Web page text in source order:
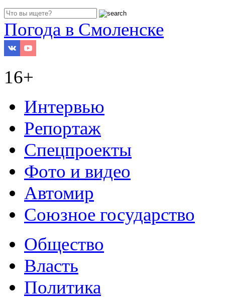
Погода в Смоленске
16+
Интервью
Репортаж
Спецпроекты
Фото и видео
Автомир
Союзное государство
Общество
Власть
Политика